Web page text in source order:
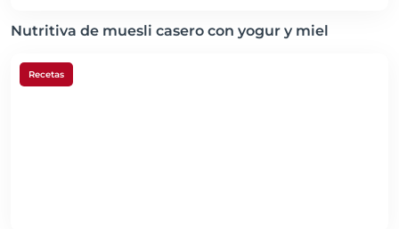
Nutritiva de muesli casero con yogur y miel
Recetas